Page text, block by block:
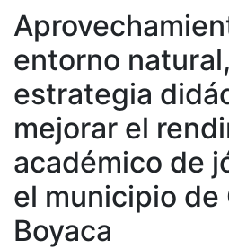
entorno
estrategia
mejorar el
académico de
el municipio
Boyaca